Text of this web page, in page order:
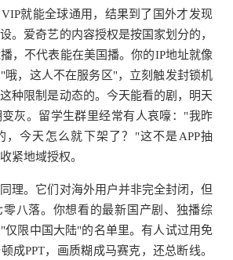
就能全球通用，结果到了国外才发现
。爱奇艺的内容授权是按国家划分的，
，不代表能在美国播。你的IP地址就像
哦，这人不在服务区"，立刻触发封锁机
种限制是动态的。今天能看的剧，明天
灰。留学生群里经常有人哀嚎："我昨
，今天怎么就下架了？"这不是APP抽
紧地域授权。
理。它们对海外用户并非完全封闭，但
零八落。你想看的最新国产剧、独播综
仅限中国大陆"的名单里。有人试过用免
成PPT，画质糊成马赛克，还总断线。